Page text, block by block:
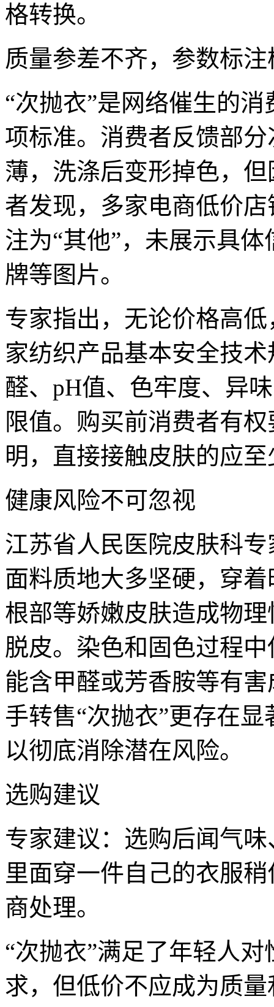
格转换。
质量参差不齐，参数标注
“次抛衣”是网络催生的
项标准。消费者反馈部
薄，洗涤后变形掉色，
者发现，多家电商低价
注为“其他”，未展示具
牌等图片。
专家指出，无论价格高
家纺织产品基本安全技
醛、pH值、色牢度、异
限值。购买前消费者有
明，直接接触皮肤的应
健康风险不可忽视
江苏省人民医院皮肤科
面料质地大多坚硬，穿
根部等娇嫩皮肤造成物
脱皮。染色和固色过程
能含甲醛或芳香胺等有
手转售“次抛衣”更存在
以彻底消除潜在风险。
选购建议
专家建议：选购后闻气
里面穿一件自己的衣服
商处理。
“次抛衣”满足了年轻人
求，但低价不应成为质